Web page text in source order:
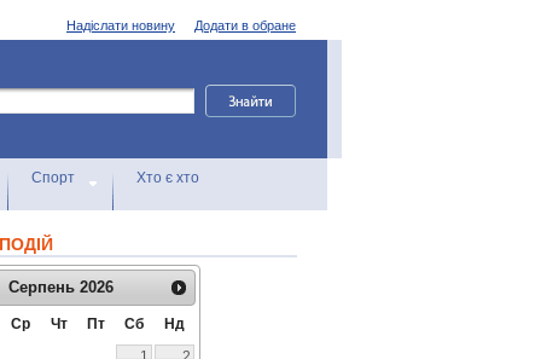
Додати в обране
Надіслати новину
Спорт Хто є хто
Серпень 2026
Ср Чт Пт Сб
Нд